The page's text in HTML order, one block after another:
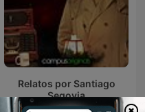
Relatos por Santiago
Segovia